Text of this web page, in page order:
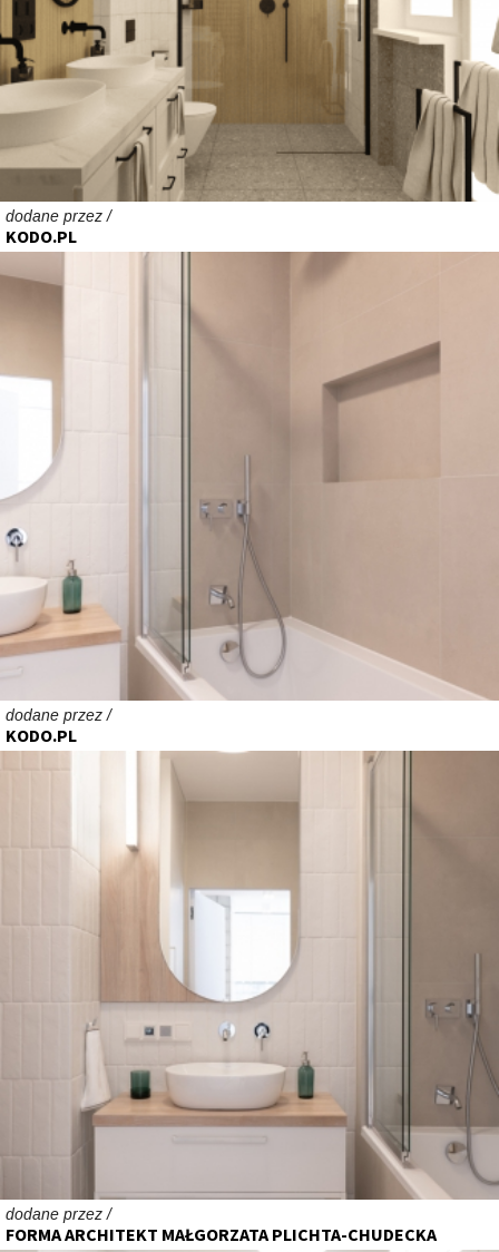
dodane przez /
KODO.PL
dodane przez /
KODO.PL
dodane przez /
FORMA ARCHITEKT MAŁGORZATA PLICHTA-CHUDECKA